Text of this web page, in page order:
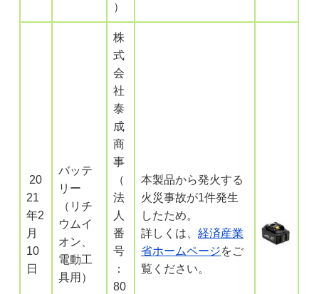
）
20
21
年2
月
10
日
バッテ
リー
（リチ
ウムイ
オン、
電動工
具用）
株
式
会
社
泰
成
商
事
（
法
人
番
号
：
80
本製品から発火する
火災事故が1件発生
したため。
詳しくは、経済産業
省ホームページをご
覧ください。